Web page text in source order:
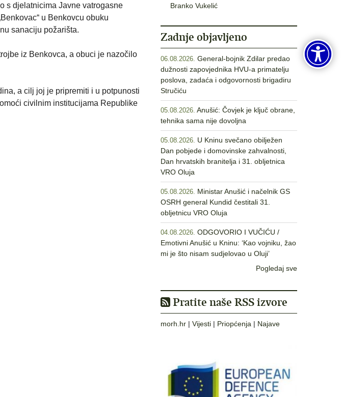
s djelatnicima Javne vatrogasne
u Benkovcu obuku
sanaciju požarišta.
iz Benkovca, a obuci je nazočilo
a cilj joj je pripremiti i u potpunosti
civilnim institucijama Republike
Branko Vukelić
Zadnje objavljeno
06.08.2026. General-bojnik Zdilar predao
dužnosti zapovjednika HVU-a primatelju
poslova, zadaća i odgovornosti brigadiru
Stručiću
05.08.2026. Anušić: Čovjek je ključ obrane,
tehnika sama nije dovoljna
05.08.2026. U Kninu svečano obilježen
Dan pobjede i domovinske zahvalnosti,
Dan hrvatskih branitelja i 31. obljetnica
VRO Oluja
05.08.2026. Ministar Anušić i načelnik GS
OSRH general Kundid čestitali 31.
obljetnicu VRO Oluja
04.08.2026. ODGOVORIO I VUČIĆU /
Emotivni Anušić u Kninu: ‘Kao vojniku, žao
mi je što nisam sudjelovao u Oluji’
Pogledaj sve
Pratite naše RSS izvore
morh.hr | Vijesti | Priopćenja | Najave